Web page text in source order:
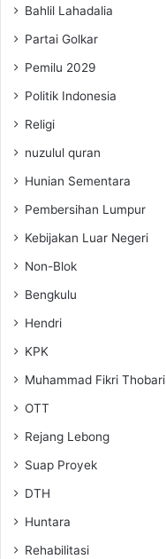
Bahlil Lahadalia
Partai Golkar
Pemilu 2029
Politik Indonesia
Religi
nuzulul quran
Hunian Sementara
Pembersihan Lumpur
Kebijakan Luar Negeri
Non-Blok
Bengkulu
Hendri
KPK
Muhammad Fikri Thobari
OTT
Rejang Lebong
Suap Proyek
DTH
Huntara
Rehabilitasi